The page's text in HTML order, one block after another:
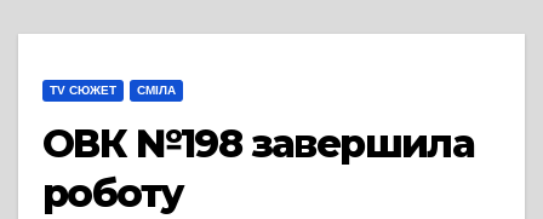
TV СЮЖЕТ СМІЛА
ОВК №198 завершила
роботу